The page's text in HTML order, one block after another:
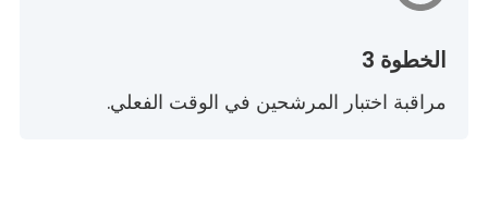
الخطوة 3
مراقبة اختبار المرشحين في الوقت الفعلي.